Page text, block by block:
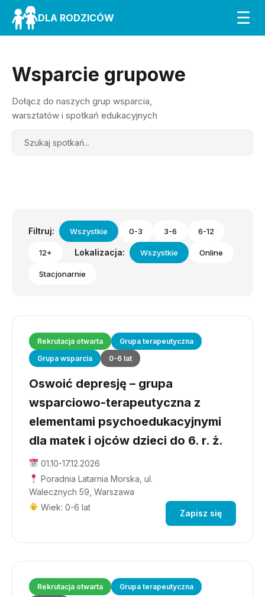
DLA RODZICÓW ☰
Wsparcie grupowe
Dołącz do naszych grup wsparcia,
warsztatów i spotkań edukacyjnych
Search
Filtruj: Wszystkie 0-3 3-6 6-12
12+ Lokalizacja: Wszystkie Online
Stacjonarnie
Rekrutacja otwarta
Grupa terapeutyczna
Grupa wsparcia
0-6 lat
Oswoić depresję – grupa
wsparciowo-terapeutyczna z
elementami psychoedukacyjnymi
dla matek i ojców dzieci do 6. r. ż.
01.10-17.12.2026
Poradnia Latarnia Morska, ul.
Walecznych 59, Warszawa
Wiek: 0-6 lat
Zapisz się
Rekrutacja otwarta
Grupa terapeutyczna